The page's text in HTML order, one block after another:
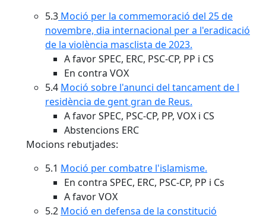
5.3 Moció per la commemoració del 25 de
novembre, dia internacional per a l'eradicació
de la violència masclista de 2023.
A favor SPEC, ERC, PSC-CP, PP i CS
En contra VOX
5.4 Moció sobre l'anunci del tancament de l
residència de gent gran de Reus.
A favor SPEC, PSC-CP, PP, VOX i CS
Abstencions ERC
Mocions rebutjades:
5.1 Moció per combatre l'islamisme.
En contra SPEC, ERC, PSC-CP, PP i Cs
A favor VOX
5.2 Moció en defensa de la constitució